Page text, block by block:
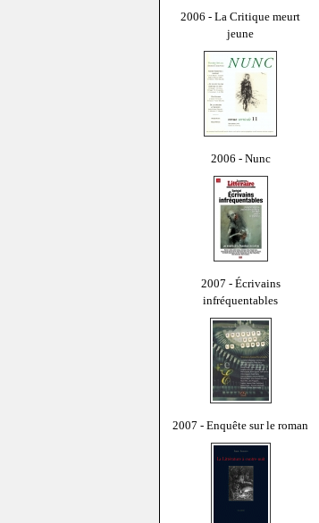
2006 - La Critique meurt
jeune
2006 - Nunc
2007 - Écrivains
infréquentables
2007 - Enquête sur le roman